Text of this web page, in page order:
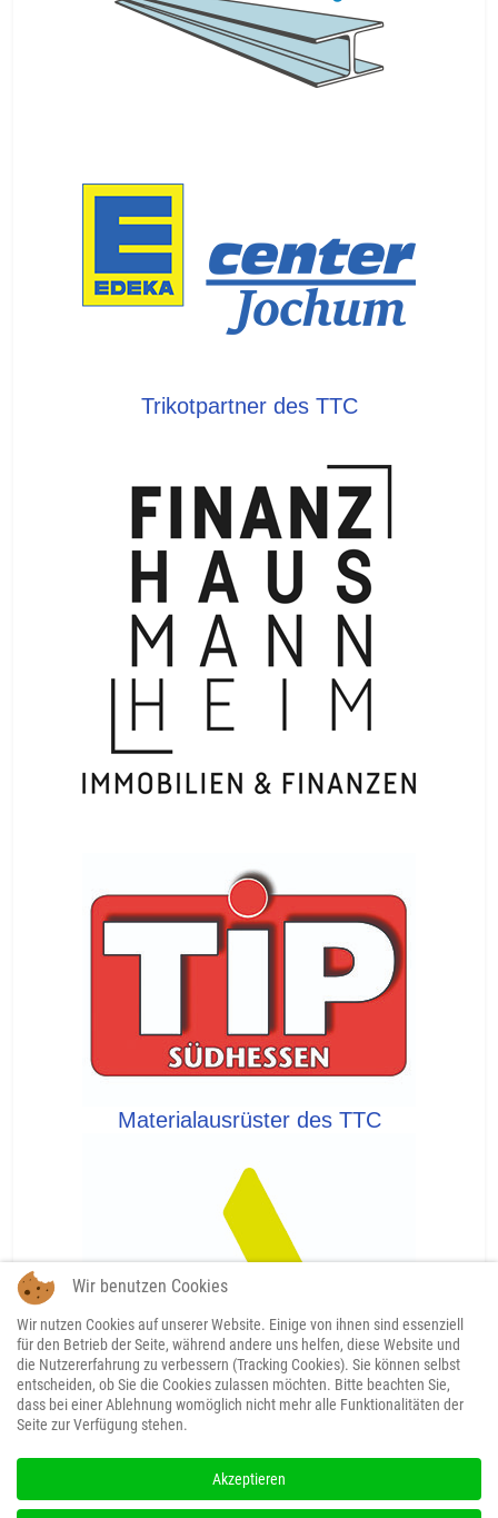
Trikotpartner des TTC
Materialausrüster des TTC
Wir benutzen Cookies
Wir nutzen Cookies auf unserer Website. Einige von ihnen sind essenziell
für den Betrieb der Seite, während andere uns helfen, diese Website und
die Nutzererfahrung zu verbessern (Tracking Cookies). Sie können selbst
entscheiden, ob Sie die Cookies zulassen möchten. Bitte beachten Sie,
dass bei einer Ablehnung womöglich nicht mehr alle Funktionalitäten der
Seite zur Verfügung stehen.
Akzeptieren